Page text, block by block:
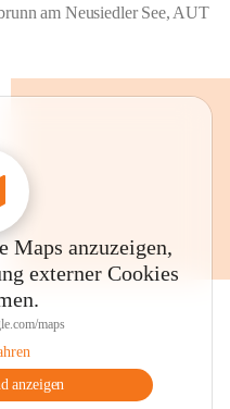
am Neusiedler See, AUT
Maps anzuzeigen,
externer Cookies
maps
anzeigen